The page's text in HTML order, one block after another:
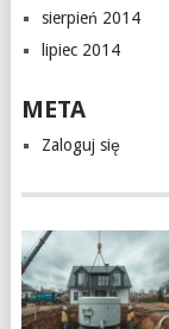
sierpień 2014
lipiec 2014
META
Zaloguj się